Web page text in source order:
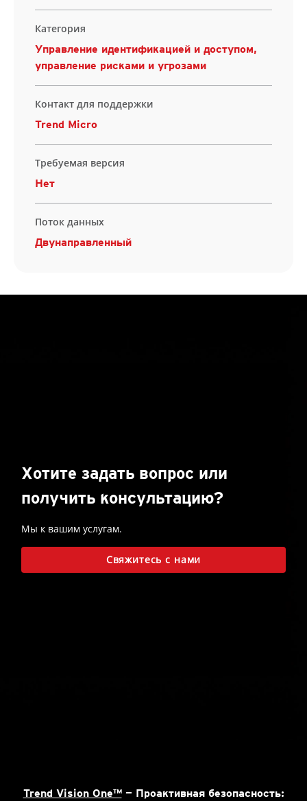
Категория
Управление идентификацией и доступом,
управление рисками и угрозами
Контакт для поддержки
Trend Micro
Требуемая версия
Нет
Поток данных
Двунаправленный
Хотите задать вопрос или
получить консультацию?
Мы к вашим услугам.
Свяжитесь с нами
Trend Vision One™— Проактивная безопасность: